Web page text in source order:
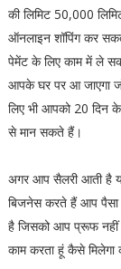
की लिमिट 50,000
ऑनलाइन शॉपिंग कर
पेमेंट के लिए काम में ले
आपके घर पर आ जाएगा
लिए भी आपको 20 दिन
से मान सकते हैं।
अगर आप सैलरी आती है
बिजनेस करते हैं आप पैसा
है जिसको आप प्रूफ
काम करता हूं कैसे मिलेगा